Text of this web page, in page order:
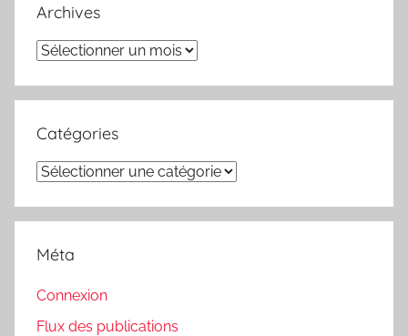
Archives
Archives
Catégories
Catégories
Méta
Connexion
Flux des publications